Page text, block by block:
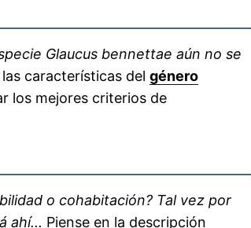
Glaucus bennettae aún no se
características del género
los mejores criterios de
o cohabitación? Tal vez por
ahí... Piense en la descripción